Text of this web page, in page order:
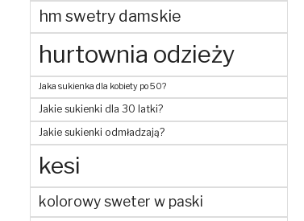
hm swetry damskie
hurtownia odzieży
Jaka sukienka dla kobiety po 50?
Jakie sukienki dla 30 latki?
Jakie sukienki odmładzają?
kesi
kolorowy sweter w paski